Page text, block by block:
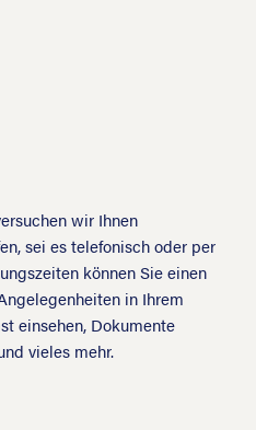
wir Ihnen
sei es telefonisch oder per
können Sie einen
in Ihrem
einsehen, Dokumente
vieles mehr.